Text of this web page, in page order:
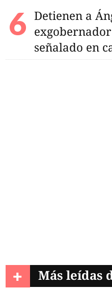
Detienen a
señalado en
+ Más leídas